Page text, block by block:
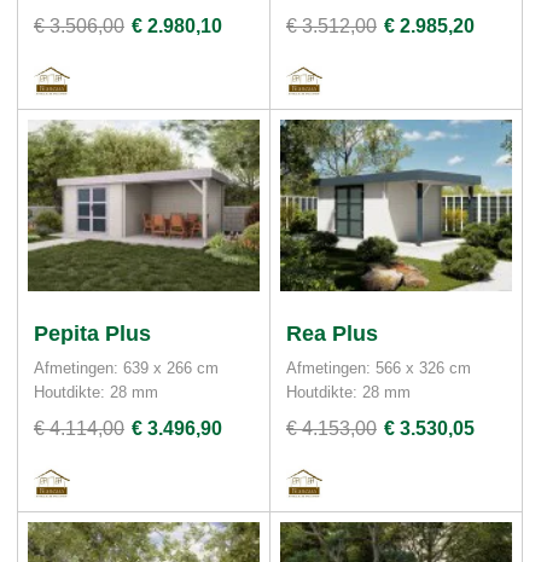
€ 3.506,00 € 2.980,10 € 3.512,00 € 2.985,20
Pepita Plus
Afmetingen: 639 x 266 cm
Houtdikte: 28 mm
€ 4.114,00 € 3.496,90
Rea Plus
Afmetingen: 566 x 326 cm
Houtdikte: 28 mm
€ 4.153,00 € 3.530,05